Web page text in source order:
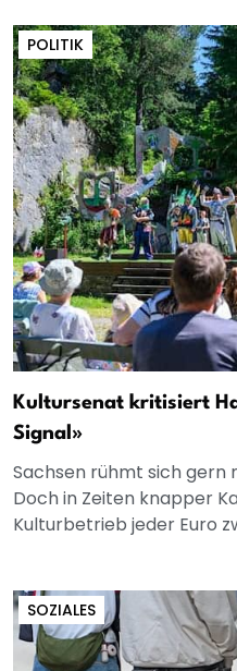
POLITIK
Kultursenat kritisiert
Signal»
Sachsen rühmt sich gern
Doch in Zeiten knapper
Kulturbetrieb jeder Euro
SOZIALES